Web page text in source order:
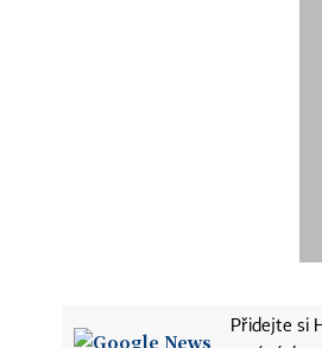
Přidejte si